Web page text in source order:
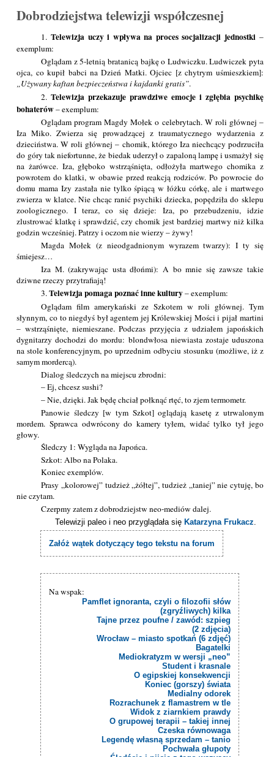
Dobrodziejstwa telewizji współczesnej
1. Telewizja uczy i wpływa na proces socjalizacji jednostki –
exemplum:
Oglądam z 5-letnią bratanicą bajkę o Ludwiczku. Ludwiczek pyta
ojca, co kupił babci na Dzień Matki. Ojciec [z chytrym uśmieszkiem]:
Używany kaftan bezpieczeństwa i kajdanki gratis .
2.Telewizja przekazuje prawdziwe emocje i zgłębia psychikę
bohaterów– exemplum:
Oglądam program Magdy Mołek o celebrytach. W roli głównej –
Iza Miko. Zwierza się prowadzącej z traumatycznego wydarzenia z
dzieciństwa. W roli głównej – chomik, którego Iza niechcący podrzuciła
do góry tak niefortunne, że biedak uderzył o zapaloną lampę i usmażył się
na żarówce. Iza, głęboko wstrząśnięta, odłożyła martwego chomika z
powrotem do klatki, w obawie przed reakcją rodziców. Po powrocie do
domu mama Izy zastała nie tylko śpiącą w łóżku córkę, ale i martwego
zwierza w klatce. Nie chcąc ranić psychiki dziecka, popędziła do sklepu
zoologicznego. I teraz, co się dzieje: Iza, po przebudzeniu, idzie
zlustrować klatkę i sprawdzić, czy chomik jest bardziej martwy niż kilka
godzin wcześniej. Patrzy i oczom nie wierzy – żywy!
Magda Mołek (z nieodgadnionym wyrazem twarzy): I ty się
śmiejesz…
Iza M. (zakrywając usta dłońmi): A bo mnie się zawsze takie
dziwne rzeczy przytrafiają!
3.Telewizja pomaga poznać inne kultury– exemplum:
Oglądam film amerykański ze Szkotem w roli głównej. Tym
słynnym, co to niegdyś był agentem jej Królewskiej Mości i pijał martini
– wstrząśnięte, niemieszane. Podczas przyjęcia z udziałem japońskich
dygnitarzy dochodzi do mordu: blondwłosa niewiasta zostaje uduszona
na stole konferencyjnym, po uprzednim odbyciu stosunku (możliwe, iż z
samym mordercą).
Dialog śledczych na miejscu zbrodni:
– Ej, chcesz sushi?
– Nie, dzięki. Jak będę chciał połknąć rtęć, to zjem termometr.
Panowie śledczy [w tym Szkot] oglądają kasetę z utrwalonym
mordem. Sprawca odwrócony do kamery tyłem, widać tylko tył jego
głowy.
Śledczy 1: Wygląda na Japońca.
Szkot: Albo na Polaka.
Koniec exemplów.
Prasy „kolorowej” tudzież „żółtej”, tudzież „taniej” nie cytuję, bo
nie czytam.
Czerpmy zatem z dobrodziejstw neo-mediów dalej.
Telewizji paleo i neo przyglądała się Katarzyna Frukacz.
Załóż wątek dotyczący tego tekstu na forum
Na wspak:
Pamflet ignoranta, czyli o filozofii słów
(zgryźliwych) kilka
Tajne przez poufne / zawód: szpieg
(2 zdjęcia)
Wrocław – miasto spotkań (6 zdjęć)
Bagatelki
Mediokratyzm w wersji „neo”
Student i krasnale
O egipskiej konsekwencji
Koniec (gorszy) świata
Medialny odorek
Rozrachunek z flamastrem w tle
Widok z ziarnkiem prawdy
O grupowej terapii – takiej innej
Czeska równowaga
Legendę własną sprzedam – tanio
Pochwała głupoty